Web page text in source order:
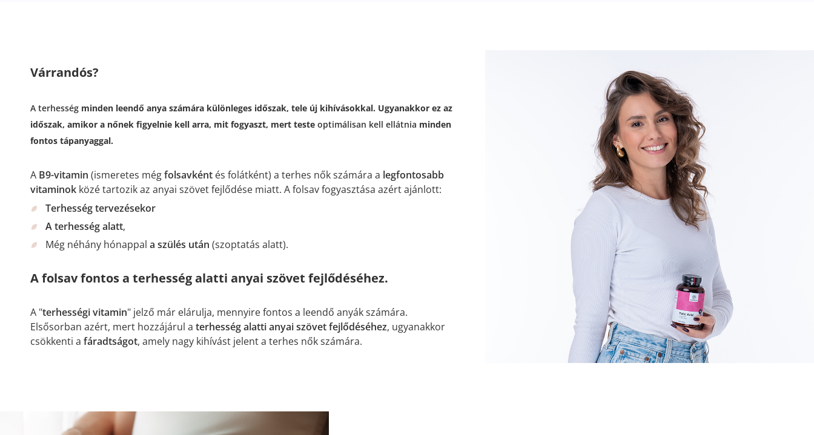
Várrandós?
A terhesség minden leendő anya számára különleges időszak, tele új kihívásokkal. Ugyanakkor ez az
időszak, amikor a nőnek figyelnie kell arra, mit fogyaszt, mert teste optimálisan kell ellátnia minden
fontos tápanyaggal.
A B9-vitamin (ismeretes mégfolsavként és folátként) a terhes nők számára a legfontosabb
vitaminok közé tartozik az anyai szövet fejlődése miatt. A folsav fogyasztása azért ajánlott:
Terhesség tervezésekor
A terhesség alatt,
Még néhány hónappal a szülés után (szoptatás alatt).
A folsav fontos a terhesség alatti anyai szövet fejlődéséhez.
A "terhességi vitamin" jelző már elárulja, mennyire fontos a leendő anyák számára.
Elsősorban azért, mert hozzájárul a terhesség alatti anyai szövet fejlődéséhez, ugyanakkor
csökkenti a fáradtságot, amely nagy kihívást jelent a terhes nők számára.